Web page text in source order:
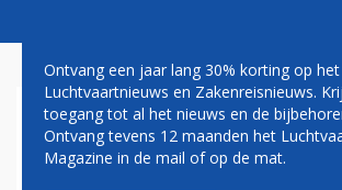
PAUL GROVE:
HET LUCHTVERKEER
Ontvang een jaar lang 30% korting op
Luchtvaartnieuws en Zakenreisnieuws.
toegang tot al het nieuws en de
Ontvang tevens 12 maanden het
Magazine in de mail of op de mat.